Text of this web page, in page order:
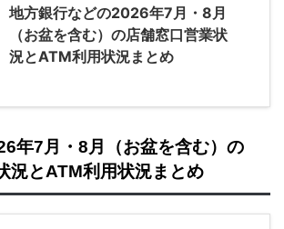
地方銀行などの2026年7月・8月
（お盆を含む）の店舗窓口営業状
況とATM利用状況まとめ
年7月・8月（お盆を含む）の
況とATM利用状況まとめ